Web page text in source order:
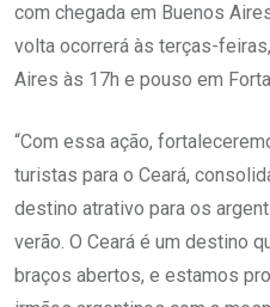
com chegada em Buenos
volta ocorrerá às terças-
Aires às 17h e pouso em
“Com essa ação,
turistas para o Ceará,
destino atrativo para os
verão. O Ceará é um destino
braços abertos, e estamos